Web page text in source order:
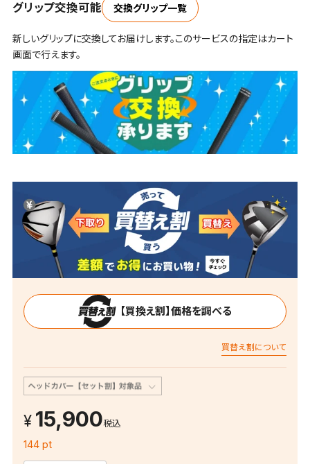
グリップ交換可能 交換グリップ一覧
新しいグリップに交換してお届けします。このサービスの指定はカート
画面で行えます。
【買換え割】価格を調べる
買替え割について
15,900税込
144 pt